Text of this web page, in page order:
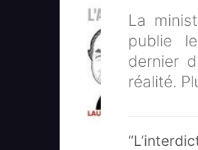
La
publie
dernier
réalité.